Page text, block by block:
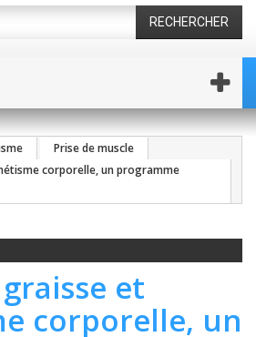
RECHERCHER
Prise de muscle
corporelle, un programme
graisse et
corporelle, un